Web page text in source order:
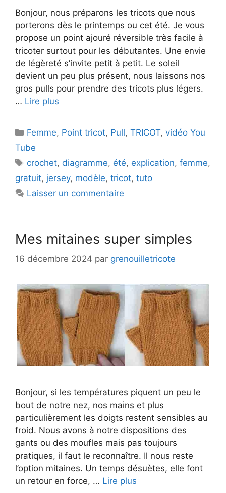
Bonjour, nous préparons les tricots que nous
porterons dès le printemps ou cet été. Je vous
propose un point ajouré réversible très facile à
tricoter surtout pour les débutantes. Une envie
de légèreté s’invite petit à petit. Le soleil
devient un peu plus présent, nous laissons nos
gros pulls pour prendre des tricots plus légers.
… Lire plus
Catégories
Femme, Point tricot, Pull,TRICOT,vidéo You
Tube
Étiquettes
crochet, diagramme, été, explication,femme,
gratuit, jersey, modèle, tricot, tuto
Laisser un commentaire
Mes mitaines super simples
16 décembre 2024 par grenouilletricote
Bonjour, si les températures piquent un peu le
bout de notre nez, nos mains et plus
particulièrement les doigts restent sensibles au
froid. Nous avons à notre dispositions des
gants ou des moufles mais pas toujours
pratiques, il faut le reconnaître. Il nous reste
l’option mitaines. Un temps désuètes, elle font
un retour en force, … Lire plus